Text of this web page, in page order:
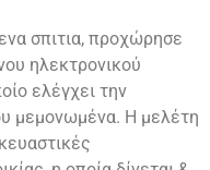
σπιτια, προχώρησε
ηλεκτρονικού
ελέγχει την
μεμονωμένα. Η μελέτη